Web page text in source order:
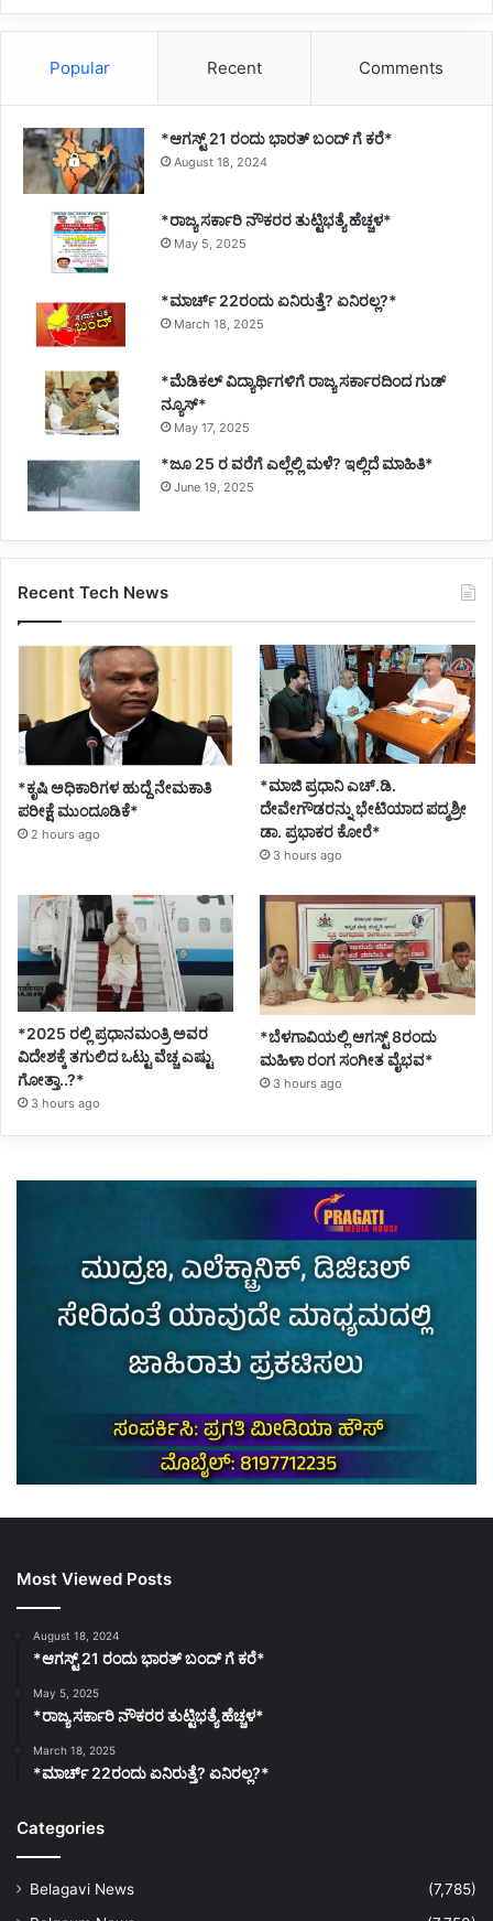
Popular Recent Comments
*ಆಗಸ್ಟ್ 21 ರಂದು ಭಾರತ್‌ ಬಂದ್‌ ಗೆ ಕರೆ*
August 18, 2024
*ರಾಜ್ಯ ಸರ್ಕಾರಿ ನೌಕರರ ತುಟ್ಟಿಭತ್ಯೆ ಹೆಚ್ಚಳ*
May 5, 2025
*ಮಾರ್ಚ್ 22ರಂದು ಏನಿರುತ್ತೆ? ಏನಿರಲ್ಲ?*
March 18, 2025
*ಮೆಡಿಕಲ್ ವಿದ್ಯಾರ್ಥಿಗಳಿಗೆ ರಾಜ್ಯ ಸರ್ಕಾರದಿಂದ ಗುಡ್
ನ್ಯೂಸ್*
May 17, 2025
*ಜೂ 25 ರ ವರೆಗೆ ಎಲ್ಲೆಲ್ಲಿ ಮಳೆ? ಇಲ್ಲಿದೆ ಮಾಹಿತಿ*
June 19, 2025
Recent Tech News
*ಕೃಷಿ ಅಧಿಕಾರಿಗಳ ಹುದ್ದೆ ನೇಮಕಾತಿ
ಪರೀಕ್ಷೆ ಮುಂದೂಡಿಕೆ*
2 hours ago
*ಮಾಜಿ ಪ್ರಧಾನಿ ಎಚ್.ಡಿ.
ದೇವೇಗೌಡರನ್ನು ಭೇಟಿಯಾದ ಪದ್ಮಶ್ರೀ
ಡಾ. ಪ್ರಭಾಕರ ಕೋರೆ*
3 hours ago
*2025 ರಲ್ಲಿ ಪ್ರಧಾನಮಂತ್ರಿ ಅವರ
ವಿದೇಶಕ್ಕೆ ತಗುಲಿದ ಒಟ್ಟು ವೆಚ್ಚ ಎಷ್ಟು
ಗೋತ್ತಾ..?*
3 hours ago
*ಬೆಳಗಾವಿಯಲ್ಲಿ ಆಗಸ್ಟ್ 8ರಂದು
ಮಹಿಳಾ ರಂಗ ಸಂಗೀತ ವೈಭವ*
3 hours ago
Most Viewed Posts
August 18, 2024
*ಆಗಸ್ಟ್ 21 ರಂದು ಭಾರತ್‌ ಬಂದ್‌ ಗೆ ಕರೆ*
May 5, 2025
*ರಾಜ್ಯ ಸರ್ಕಾರಿ ನೌಕರರ ತುಟ್ಟಿಭತ್ಯೆ ಹೆಚ್ಚಳ*
March 18, 2025
*ಮಾರ್ಚ್ 22ರಂದು ಏನಿರುತ್ತೆ? ಏನಿರಲ್ಲ?*
Categories
Belagavi News
(7,785)